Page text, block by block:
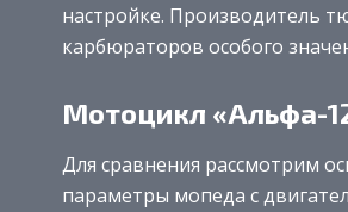
настройке. Производитель
карбюраторов особого
Мотоцикл «Альфа-
Для сравнения рассмотрим
параметры мопеда с